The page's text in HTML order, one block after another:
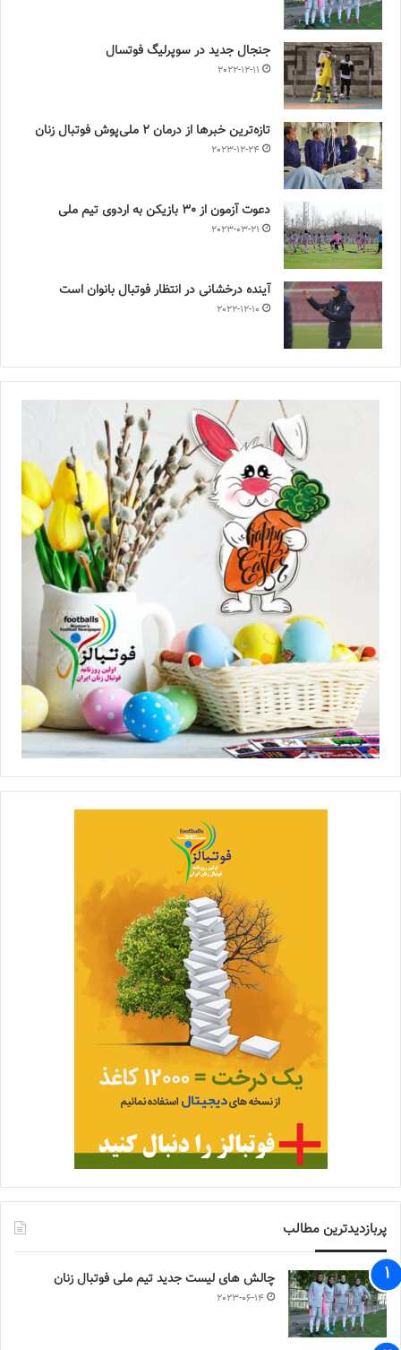
جنجال جدید در سوپرلیگ فوتسال
2022-12-11
تازه‌ترین خبرها از درمان ۲ ملی‌پوش فوتبال زنان
2023-12-24
دعوت آزمون از 30 بازیکن به اردوی تیم ملی
2023-03-21
آینده درخشانی در انتظار فوتبال بانوان است
2022-12-10
پربازدیدترین مطالب
چالش هاى ليست جدید تيم ملى فوتبال زنان
2023-06-14